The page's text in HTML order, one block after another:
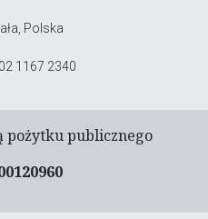
Polska
1167 2340
pożytku publicznego